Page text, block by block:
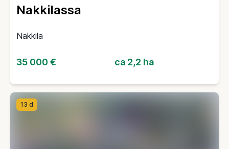
Nakkilassa
Nakkila
35 000 € ca 2,2 ha
13 d